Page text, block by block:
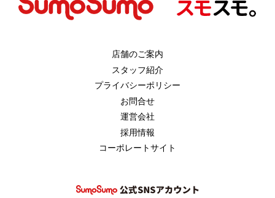
店舗のご案内
スタッフ紹介
プライバシーポリシー
お問合せ
運営会社
採用情報
コーポレートサイト